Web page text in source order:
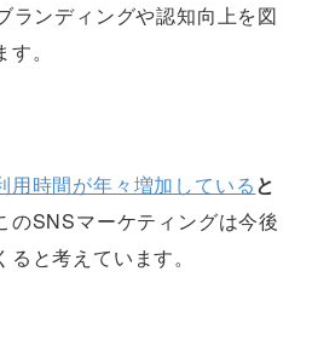
ランディングや認知向上を図
。
用時間が年々増加していると
のSNSマーケティングは今後
と考えています。